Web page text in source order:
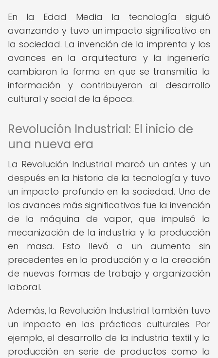
En la Edad Media la tecnología siguió
avanzando y tuvo un impacto significativo en
la sociedad. La invención de la imprenta y los
avances en la arquitectura y la ingeniería
cambiaron la forma en que se transmitía la
información y contribuyeron al desarrollo
cultural y social de la época.
Revolución Industrial: El inicio de
una nueva era
La Revolución Industrial marcó un antes y un
después en la historia de la tecnología y tuvo
un impacto profundo en la sociedad. Uno de
los avances más significativos fue la invención
de la máquina de vapor, que impulsó la
mecanización de la industria y la producción
en masa. Esto llevó a un aumento sin
precedentes en la producción y a la creación
de nuevas formas de trabajo y organización
laboral.
Además, la Revolución Industrial también tuvo
un impacto en las prácticas culturales. Por
ejemplo, el desarrollo de la industria textil y la
producción en serie de productos como la